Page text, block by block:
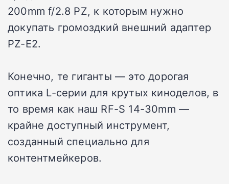
200mm f/2.8 PZ, к которым нужно
докупать громоздкий внешний адаптер
PZ-E2.
Конечно, те гиганты — это дорогая
оптика L-серии для крутых киноделов, в
то время как наш RF-S 14-30mm —
крайне доступный инструмент,
созданный специально для
контентмейкеров.